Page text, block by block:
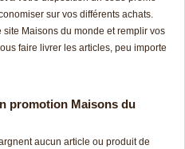
sur vos différents achats.
site Maisons du monde et remplir vos
faire livrer les articles, peu importe
promotion Maisons du
aucun article ou produit de